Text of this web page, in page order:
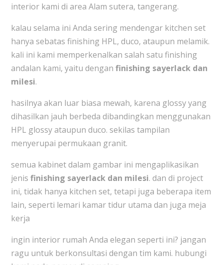
interior kami di area Alam sutera, tangerang.
kalau selama ini Anda sering mendengar kitchen set
hanya sebatas finishing HPL, duco, ataupun melamik.
kali ini kami memperkenalkan salah satu finishing
andalan kami, yaitu dengan finishing sayerlack dan
milesi.
hasilnya akan luar biasa mewah, karena glossy yang
dihasilkan jauh berbeda dibandingkan menggunakan
HPL glossy ataupun duco. sekilas tampilan
menyerupai permukaan granit.
semua kabinet dalam gambar ini mengaplikasikan
jenis finishing sayerlack dan milesi. dan di project
ini, tidak hanya kitchen set, tetapi juga beberapa item
lain, seperti lemari kamar tidur utama dan juga meja
kerja
ingin interior rumah Anda elegan seperti ini? jangan
ragu untuk berkonsultasi dengan tim kami. hubungi